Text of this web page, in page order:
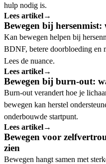
hulp nodig is.
Lees artikel→
Bewegen bij hersenmist:
Kan bewegen helpen bij
BDNF, betere doorbloeding en
Lees de nuance.
Lees artikel→
Bewegen bij burn-out:
Burn-out verandert hoe je
bewegen kan herstel
onderbouwde startpunt.
Lees artikel→
Bewegen voor
zien
Bewegen hangt samen met